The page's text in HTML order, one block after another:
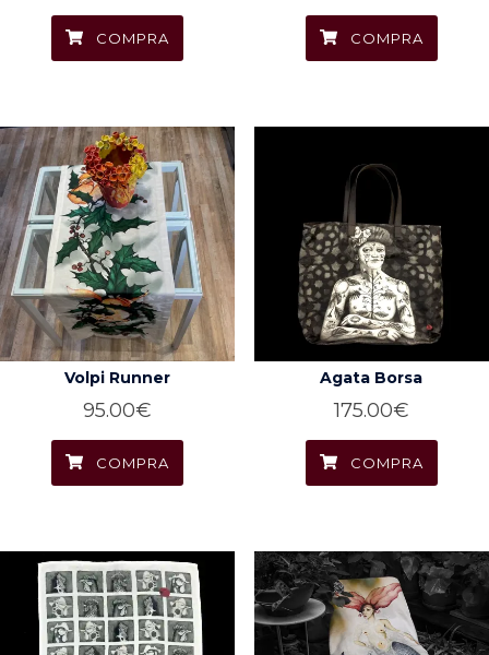
COMPRA COMPRA
Volpi Runner
95.00€
COMPRA
Agata Borsa
175.00€
COMPRA